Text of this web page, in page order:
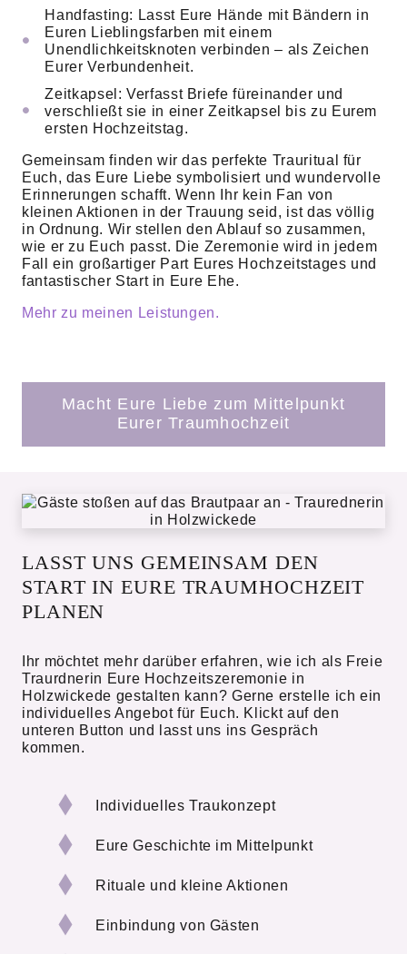
Handfasting: Lasst Eure Hände mit Bändern in
Euren Lieblingsfarben mit einem
Unendlichkeitsknoten verbinden – als Zeichen
Eurer Verbundenheit.
Zeitkapsel: Verfasst Briefe füreinander und
verschließt sie in einer Zeitkapsel bis zu Eurem
ersten Hochzeitstag.
Gemeinsam finden wir das perfekte Trauritual für
Euch, das Eure Liebe symbolisiert und wundervolle
Erinnerungen schafft. Wenn Ihr kein Fan von
kleinen Aktionen in der Trauung seid, ist das völlig
in Ordnung. Wir stellen den Ablauf so zusammen,
wie er zu Euch passt. Die Zeremonie wird in jedem
Fall ein großartiger Part Eures Hochzeitstages und
fantastischer Start in Eure Ehe.
Mehr zu meinen Leistungen.
Macht Eure Liebe zum Mittelpunkt
Eurer Traumhochzeit
LASST UNS GEMEINSAM DEN
START IN EURE TRAUMHOCHZEIT
PLANEN
Ihr möchtet mehr darüber erfahren, wie ich als Freie
Traurdnerin Eure Hochzeitszeremonie in
Holzwickede gestalten kann? Gerne erstelle ich ein
individuelles Angebot für Euch. Klickt auf den
unteren Button und lasst uns ins Gespräch
kommen.
Individuelles Traukonzept
Eure Geschichte im Mittelpunkt
Rituale und kleine Aktionen
Einbindung von Gästen